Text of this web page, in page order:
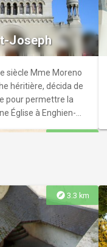
associatif qui défend
et le
propose
et activités en
Joseph
siècle Mme Moreno
héritière, décida de
pour permettre la
Église à Enghien-
Liphard
explore 3.3 km